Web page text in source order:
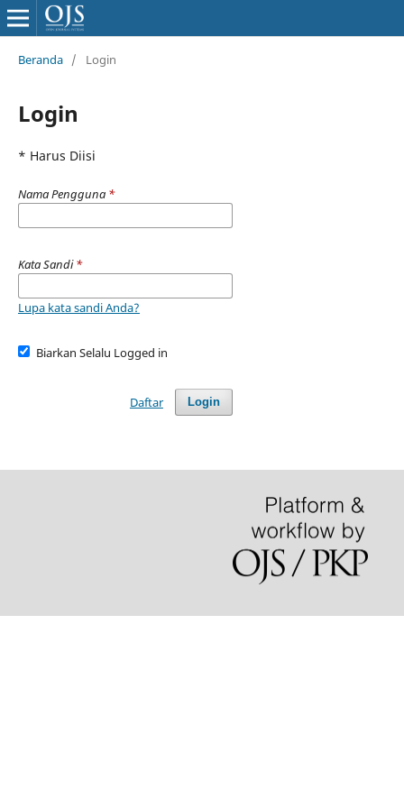
Beranda / Login
Login
* Harus Diisi
Nama Pengguna *
Kata Sandi*
Lupa kata sandi Anda?
Biarkan Selalu Logged in
Login
Daftar